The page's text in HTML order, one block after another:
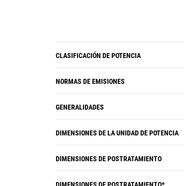
CLASIFICACIÓN DE POTENCIA
NORMAS DE EMISIONES
GENERALIDADES
DIMENSIONES DE LA UNIDAD DE POTENCIA
DIMENSIONES DE POSTRATAMIENTO